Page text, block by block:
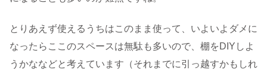
とりあえず使えるうちはこのまま使って、いよいよダメに
なったらここのスペースは無駄も多いので、棚をDIYしよ
うかななどと考えています（それまでに引っ越すかもしれ